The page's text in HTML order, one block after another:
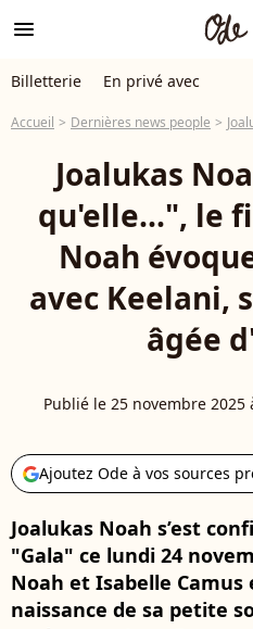
menu
Billetterie En privé avec
Accueil Dernières news people
Joalukas
qu'elle...", le
Noah
avec Keelani,
âgée
Publié le 25 novembre 2025
Ajoutez Ode à vos sources
Joalukas Noah s’est
"Gala" ce lundi 24
Noah et Isabelle
naissance de sa petite